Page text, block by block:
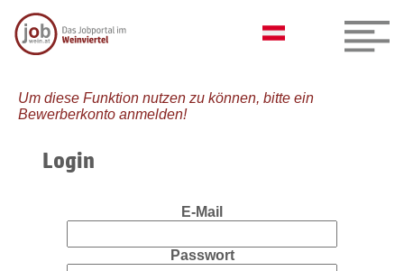
Um diese Funktion nutzen zu können, bitte ein
Bewerberkonto anmelden!
Login
E-Mail
Passwort